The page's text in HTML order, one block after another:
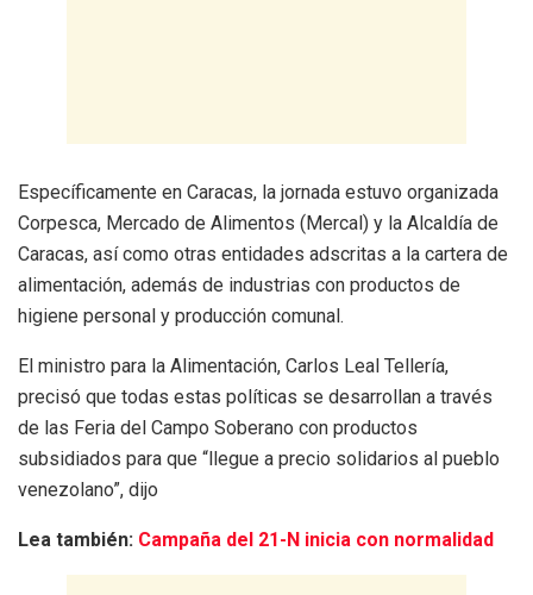
Específicamente en Caracas, la jornada estuvo organizada
Corpesca, Mercado de Alimentos (Mercal) y la Alcaldía de
Caracas, así como otras entidades adscritas a la cartera de
alimentación, además de industrias con productos de
higiene personal y producción comunal.
El ministro para la Alimentación, Carlos Leal Tellería,
precisó que todas estas políticas se desarrollan a través
de las Feria del Campo Soberano con productos
subsidiados para que “llegue a precio solidarios al pueblo
venezolano”, dijo
Lea también: Campaña del 21-N inicia con normalidad